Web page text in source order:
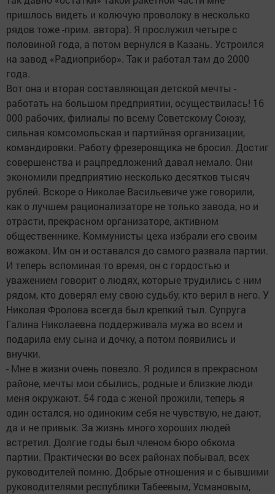
пришлось видеть и колючую проволоку в несколько
рядов тоже -прим. автора). Я прослужил четыре с
половиной года, а потом вернулся в Казань. Устроился
на завод «Радиоприбор». Так и работал там до 2000
года.
Вот она и вторая составляющая детской мечты -
работать на большом предприятии, осуществилась! 16
000 рабочих, филиалы по всему Советскому Союзу,
сильная комсомольская и партийная организации,
командировки. Работу фрезеровщика не бросил. Достиг
совершенства и рацпредложений давал немало. Они
экономили предприятию несколько десятков тысяч
рублей. Вскоре о Николае Васильевиче уже говорили,
как о лучшем рационализаторе не только завода, но и
отрасти, прекрасном организаторе, активном
общественнике. Коммунисты цеха избрали его своим
вожаком. Им он и оставался до самого развала партии.
И теперь вспоминая то время, он с гордостью и
уважением говорит о людях, которые трудились с ним
рядом, кто доверял ему свою судьбу, кто верил в него. У
Николая Фролова всегда был крепкий тыл. Супруга
Галина Николаевна поддерживала мужа во всем и
подарила ему сына и дочку, а потом появились и
внучки.
- Мне в жизни очень повезло. Я родился в прекрасном
районе, мечты мои сбылись, родные и близкие люди
меня окружают. 54 года с женой прожили, теперь я
один остался, но одиноким себя не чувствую, не дают,
да и не привык. За жизнь много хороших людей
встретил. Долгие годы был членом бюро обкома
партии. Практически во всех районах побывал, всех
руководителей помню. Добрые отношения и с бывшими
руководителями республики Табеевым, Усмановым,